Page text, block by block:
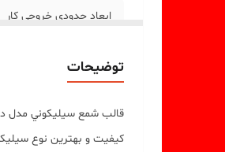
ابعاد حدودی خروجی کار
توضیحات
قالب شمع سيليکوني مدل
کيفيت و بهترين نوع